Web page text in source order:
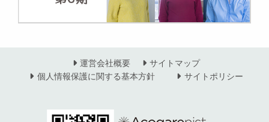
運営会社概要
サイトマップ
個人情報保護に関する基本方針
サイトポリシー